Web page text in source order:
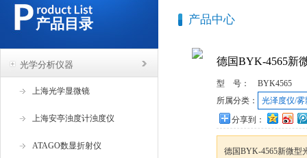
产品目录
光学分析仪器
上海光学显微镜
上海安亭浊度计浊度仪
ATAGO数显折射仪
产品中心
德国BYK-4565新
型 号：
BYK4565
所属分类：
光泽度仪/雾
分享到：
德国BYK-4565新微型